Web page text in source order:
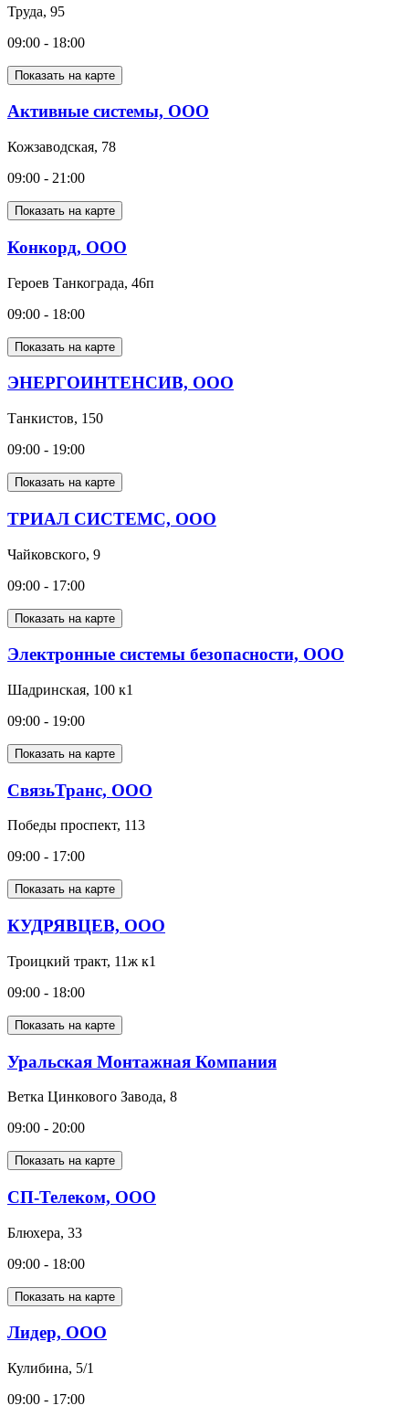
Труда, 95
09:00 - 18:00
Показать на карте
Активные системы, ООО
Кожзаводская, 78
09:00 - 21:00
Показать на карте
Конкорд, ООО
Героев Танкограда, 46п
09:00 - 18:00
Показать на карте
ЭНЕРГОИНТЕНСИВ, ООО
Танкистов, 150
09:00 - 19:00
Показать на карте
ТРИАЛ СИСТЕМС, ООО
Чайковского, 9
09:00 - 17:00
Показать на карте
Электронные системы безопасности, ООО
Шадринская, 100 к1
09:00 - 19:00
Показать на карте
СвязьТранс, ООО
Победы проспект, 113
09:00 - 17:00
Показать на карте
КУДРЯВЦЕВ, ООО
Троицкий тракт, 11ж к1
09:00 - 18:00
Показать на карте
Уральская Монтажная Компания
Ветка Цинкового Завода, 8
09:00 - 20:00
Показать на карте
СП-Телеком, ООО
Блюхера, 33
09:00 - 18:00
Показать на карте
Лидер, ООО
Кулибина, 5/1
09:00 - 17:00